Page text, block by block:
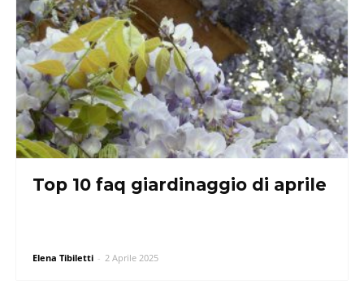
Top 10 faq giardinaggio di aprile
Elena Tibiletti - 2 Aprile 2025